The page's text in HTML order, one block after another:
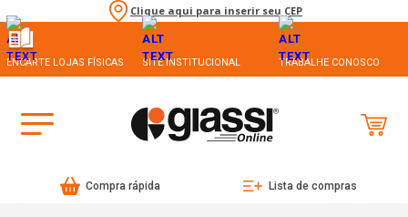
Clique aqui para inserir seu CEP
ENCARTE LOJAS FÍSICAS SITE INSTITUCIONAL TRABALHE CONOSCO
Compra rápida Lista de compras